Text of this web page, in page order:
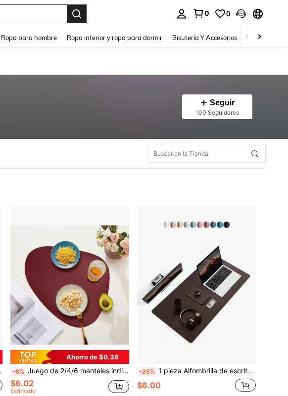
0 0
Ropa para hombre Ropa interior y ropa para dormir Bisutería Y Accesorios Zapatos
Seguir
100 Seguidores
Ahorro de $0.38
-6% Juego de 2/4/6 manteles individuales para mesa de comedor, manteles individuales de piel sintética lavables y resistentes al calor, fáciles de limpiar, para mesa redonda, para interior y patio, diseño de Halloween
$6.02
Estimado
-25% 1 pieza Alfombrilla de escritorio antideslizante, Alfombrilla de ratón, Protector de escritorio/mesa de piel de poliuretano impermeable, Blotter de escritorio grande y ultrafino, Fácil de limpiar Alfombrilla de escritorio/laptop para oficina/hogar/decoración (Rosa)
$6.00